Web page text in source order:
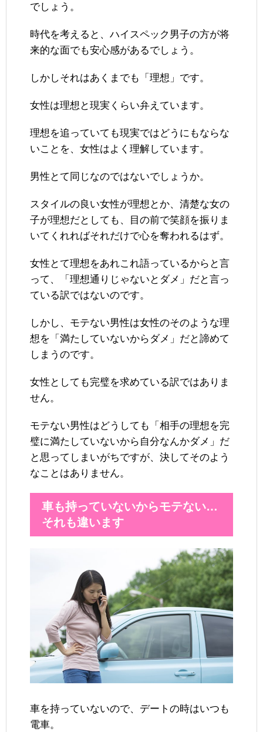
でしょう。
時代を考えると、ハイスペック男子の方が将
来的な面でも安心感があるでしょう。
しかしそれはあくまでも「理想」です。
女性は理想と現実くらい弁えています。
理想を追っていても現実ではどうにもならな
いことを、女性はよく理解しています。
男性とて同じなのではないでしょうか。
スタイルの良い女性が理想とか、清楚な女の
子が理想だとしても、目の前で笑顔を振りま
いてくれればそれだけで心を奪われるはず。
女性とて理想をあれこれ語っているからと言
って、「理想通りじゃないとダメ」だと言っ
ている訳ではないのです。
しかし、モテない男性は女性のそのような理
想を「満たしていないからダメ」だと諦めて
しまうのです。
女性としても完璧を求めている訳ではありま
せん。
モテない男性はどうしても「相手の理想を完
璧に満たしていないから自分なんかダメ」だ
と思ってしまいがちですが、決してそのよう
なことはありません。
車も持っていないからモテない…
それも違います
車を持っていないので、デートの時はいつも
電車。